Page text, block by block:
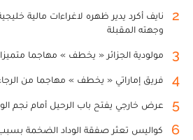
2
نايف أكرد يدير ظهره لاغراءات مالية
وجهته المقبلة
3 مولودية الجزائر « يخطف » مهاجما
4 فريق إماراتي « يخطف » مهاجما من
5 عرض خارجي يفتح باب الرحيل أمام نجم
6 كواليس تعثر صفقة الوداد الضخمة